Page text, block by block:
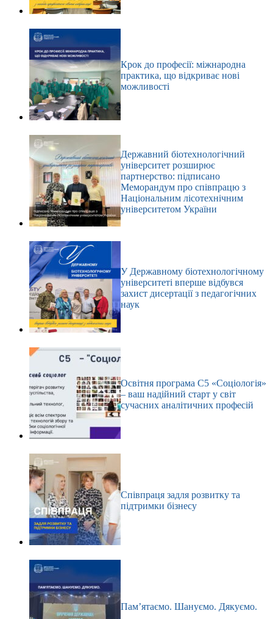
Крок до професії: міжнародна
практика, що відкриває нові
можливості
Державний біотехнологічний
університет розширює
партнерство: підписано
Меморандум про співпрацю з
Національним лісотехнічним
університетом України
У Державному біотехнологічному
університеті вперше відбувся
захист дисертації з педагогічних
наук
Освітня програма С5 «Соціологія»
– ваш надійний старт у світ
сучасних аналітичних професій
Співпраця задля розвитку та
підтримки бізнесу
Пам’ятаємо. Шануємо. Дякуємо.